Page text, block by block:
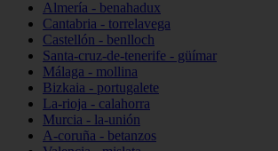
Almería - benahadux
Cantabria - torrelavega
Castellón - benlloch
Santa-cruz-de-tenerife - güímar
Málaga - mollina
Bizkaia - portugalete
La-rioja - calahorra
Murcia - la-unión
A-coruña - betanzos